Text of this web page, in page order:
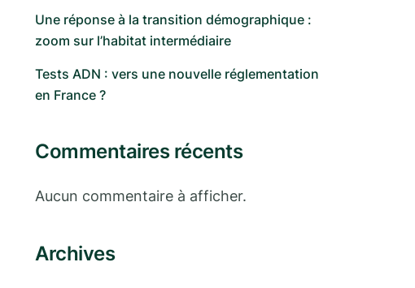
Une réponse à la transition démographique :
zoom sur l’habitat intermédiaire
Tests ADN : vers une nouvelle réglementation
en France ?
Commentaires récents
Aucun commentaire à afficher.
Archives